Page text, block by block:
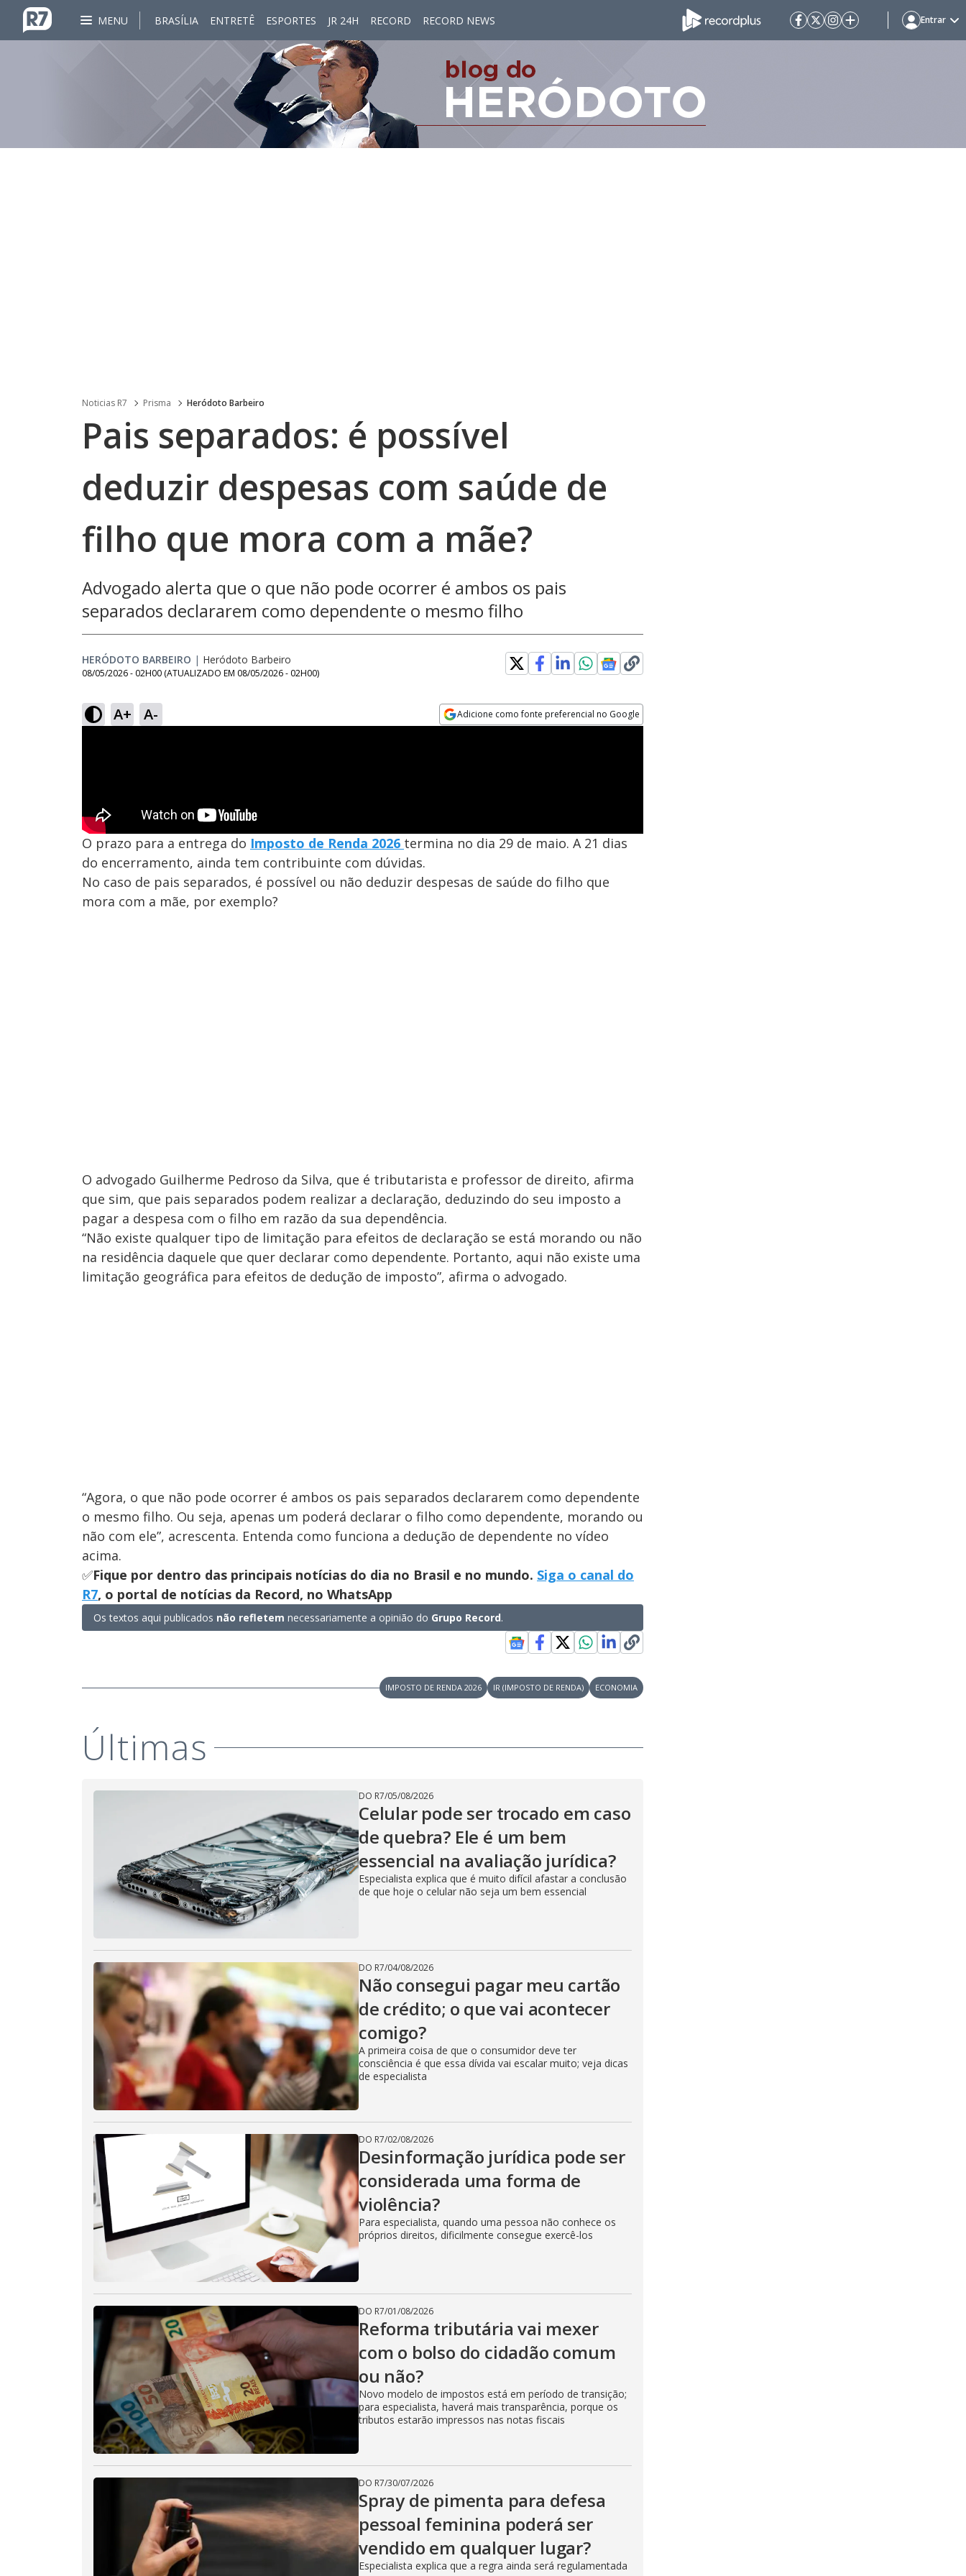
MENU BRASÍLIA ENTRETÊ ESPORTES JR 24H RECORD RECORD NEWS Entrar
Noticias R7 Prisma Heródoto Barbeiro
Pais separados: é possível
deduzir despesas com saúde de
filho que mora com a mãe?
Advogado alerta que o que não pode ocorrer é ambos os pais
separados declararem como dependente o mesmo filho
HERÓDOTO BARBEIRO | Heródoto Barbeiro
08/05/2026 - 02H00 (ATUALIZADO EM 08/05/2026 - 02H00)
A+ A- Adicione como fonte preferencial no Google
O prazo para a entrega do Imposto de Renda 2026 termina no dia 29 de maio. A 21 dias
do encerramento, ainda tem contribuinte com dúvidas.
No caso de pais separados, é possível ou não deduzir despesas de saúde do filho que
mora com a mãe, por exemplo?
O advogado Guilherme Pedroso da Silva, que é tributarista e professor de direito, afirma
que sim, que pais separados podem realizar a declaração, deduzindo do seu imposto a
pagar a despesa com o filho em razão da sua dependência.
“Não existe qualquer tipo de limitação para efeitos de declaração se está morando ou não
na residência daquele que quer declarar como dependente. Portanto, aqui não existe uma
limitação geográfica para efeitos de dedução de imposto”, afirma o advogado.
“Agora, o que não pode ocorrer é ambos os pais separados declararem como dependente
o mesmo filho. Ou seja, apenas um poderá declarar o filho como dependente, morando ou
não com ele”, acrescenta. Entenda como funciona a dedução de dependente no vídeo
acima.
✅Fique por dentro das principais notícias do dia no Brasil e no mundo. Siga o canal do
R7, o portal de notícias da Record, no WhatsApp
Os textos aqui publicados não refletem necessariamente a opinião do Grupo Record.
IMPOSTO DE RENDA 2026 IR (IMPOSTO DE RENDA) ECONOMIA
Últimas
DO R7/05/08/2026
Celular pode ser trocado em caso
de quebra? Ele é um bem
essencial na avaliação jurídica?
Especialista explica que é muito difícil afastar a conclusão
de que hoje o celular não seja um bem essencial
DO R7/04/08/2026
Não consegui pagar meu cartão
de crédito; o que vai acontecer
comigo?
A primeira coisa de que o consumidor deve ter
consciência é que essa dívida vai escalar muito; veja dicas
de especialista
DO R7/02/08/2026
Desinformação jurídica pode ser
considerada uma forma de
violência?
Para especialista, quando uma pessoa não conhece os
próprios direitos, dificilmente consegue exercê-los
DO R7/01/08/2026
Reforma tributária vai mexer
com o bolso do cidadão comum
ou não?
Novo modelo de impostos está em período de transição;
para especialista, haverá mais transparência, porque os
tributos estarão impressos nas notas fiscais
DO R7/30/07/2026
Spray de pimenta para defesa
pessoal feminina poderá ser
vendido em qualquer lugar?
Especialista explica que a regra ainda será regulamentada